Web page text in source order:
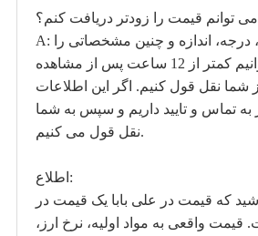
توانم قیمت را زودتر دریافت کنم؟
A: اگر می توانید مقدار، درجه، اندازه و چنین مشخصاتی را
ارائه دهید، ما می توانیم کمتر از 12 ساعت پس از مشاهده
نقل قول کنیم. اگر این اطلاعات
به تماس و تایید داریم و سپس به شما
نقل قول می کنیم.
اطلاع:
که قیمت در علی بابا یک قیمت در
واقعی به مواد اولیه، نرخ ارز،